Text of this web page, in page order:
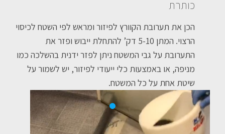
כותרת
הכן את תערובת הקוורץ לפיזור ומראש לפי השטח לכיסוי
הרצוי. המתן 5-10 דק’ להתחלת ייבוש ופזר את
התערובת על גבי המשטח ניתן לפזר ידנית בהשלכה כמו
מניפה, או באמצעות כלי ייעודי לפיזור, יש לשמור על
שיטת אחת על כל המשטח.